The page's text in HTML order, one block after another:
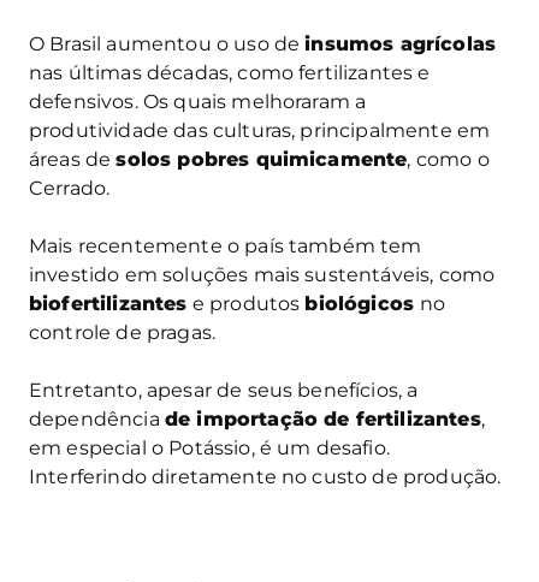
O Brasil aumentou o uso deinsumos agrícolas
nas últimas décadas, como fertilizantes e
defensivos. Os quais melhoraram a
produtividade das culturas, principalmente em
áreas desolos pobres quimicamente, como o
Cerrado.
Mais recentemente o país também tem
investido em soluções mais sustentáveis, como
biofertilizantes e produtos biológicos no
controle de pragas.
Entretanto, apesar de seus benefícios, a
dependência de importação de fertilizantes,
em especial o Potássio, é um desafio.
Interferindo diretamente no custo de produção.